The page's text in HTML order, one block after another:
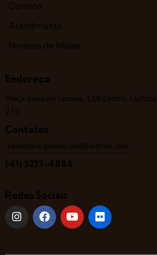
Contato
Atendimento
Horários de Missas
Endereço
Praça Senador Correia, 128 Centro,
210
Contatos
secretaria.guadalupe@hotmail.com
(41) 3233-4884
Redes Sociais